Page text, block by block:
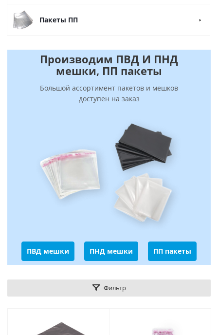
Пакеты ПП
Производим ПВД И ПНД
мешки, ПП пакеты
Большой ассортимент пакетов и мешков
доступен на заказ
ПВД мешки ПНД мешки ПП пакеты
Фильтр